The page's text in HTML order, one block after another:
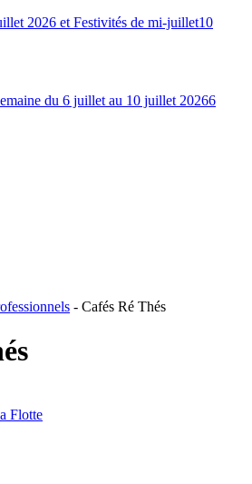
2026 et Festivités de mi-juillet10
du 6 juillet au 10 juillet 20266
- Cafés Ré Thés